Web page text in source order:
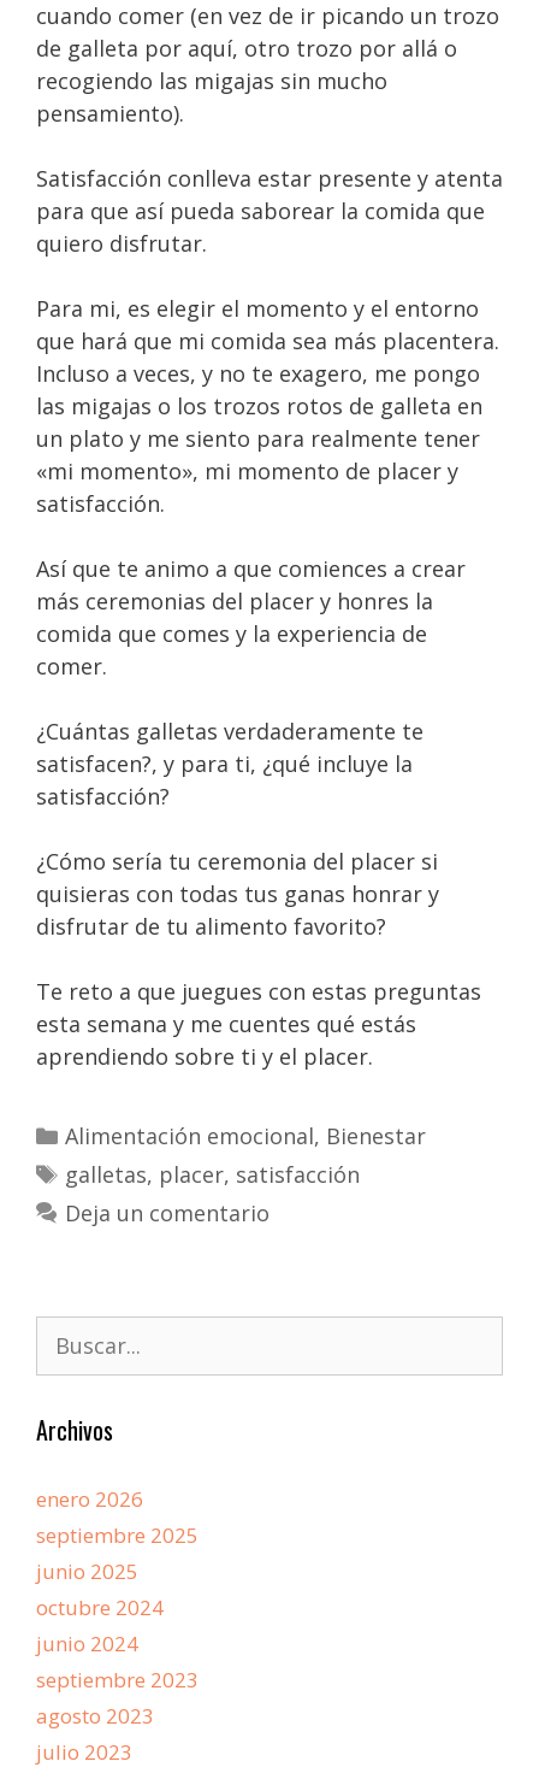
cuando comer (en vez de ir picando un trozo
de galleta por aquí, otro trozo por allá o
recogiendo las migajas sin mucho
pensamiento).
Satisfacción conlleva estar presente y atenta
para que así pueda saborear la comida que
quiero disfrutar.
Para mi, es elegir el momento y el entorno
que hará que mi comida sea más placentera.
Incluso a veces, y no te exagero, me pongo
las migajas o los trozos rotos de galleta en
un plato y me siento para realmente tener
«mi momento», mi momento de placer y
satisfacción.
Así que te animo a que comiences a crear
más ceremonias del placer y honres la
comida que comes y la experiencia de
comer.
¿Cuántas galletas verdaderamente te
satisfacen?, y para ti, ¿qué incluye la
satisfacción?
¿Cómo sería tu ceremonia del placer si
quisieras con todas tus ganas honrar y
disfrutar de tu alimento favorito?
Te reto a que juegues con estas preguntas
esta semana y me cuentes qué estás
aprendiendo sobre ti y el placer.
Alimentación emocional, Bienestar
galletas, placer, satisfacción
Deja un comentario
Archivos
enero 2026
septiembre 2025
junio 2025
octubre 2024
junio 2024
septiembre 2023
agosto 2023
julio 2023